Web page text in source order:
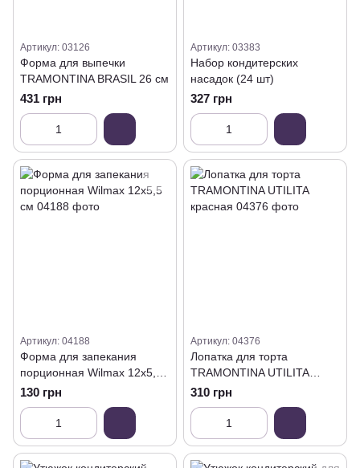
Артикул: 03126
Форма для выпечки
TRAMONTINA BRASIL 26 см
431 грн
Артикул: 03383
Набор кондитерских
насадок (24 шт)
327 грн
Артикул: 04188
Форма для запекания
порционная Wilmax 12х5,5
см
130 грн
Артикул: 04376
Лопатка для торта
TRAMONTINA UTILITA
красная
310 грн